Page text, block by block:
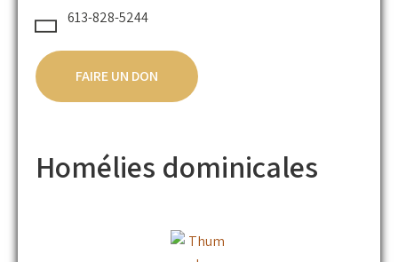
613-828-5244
FAIRE UN DON
Homélies dominicales